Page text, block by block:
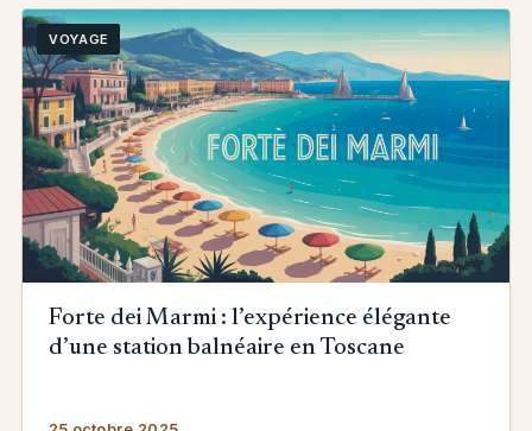
VOYAGE
Forte dei Marmi : l’expérience élégante
d’une station balnéaire en Toscane